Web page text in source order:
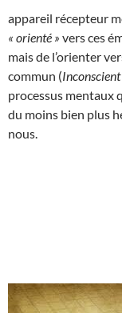
appareil récepteur
« orienté » vers ces
mais de l’orienter
commun (
processus mentaux
du moins bien plus
nous.